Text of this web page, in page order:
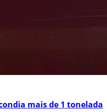
mais de 1 tonelada